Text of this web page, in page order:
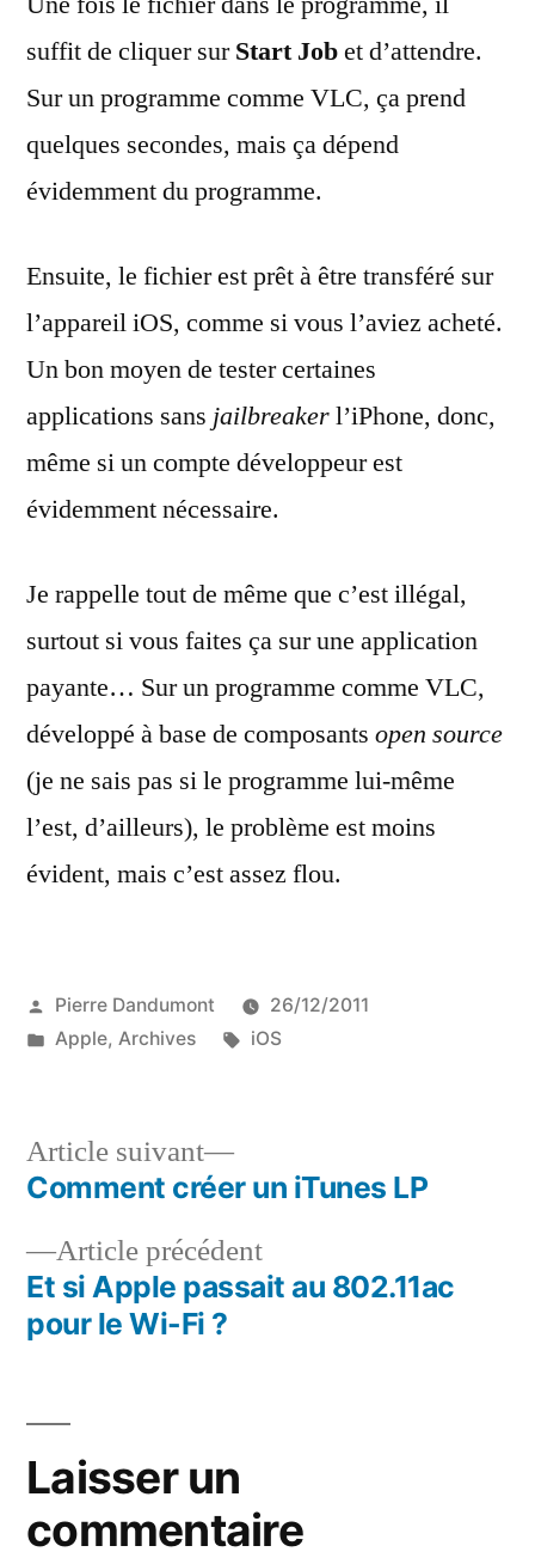
suffit de cliquer surStart Jobet d’attendre.
Sur un programme comme VLC, ça prend
quelques secondes, mais ça dépend
évidemment du programme.
Ensuite, le fichier est prêt à être transféré sur
l’appareil iOS, comme si vous l’aviez acheté.
Un bon moyen de tester certaines
applications sans jailbreakerl’iPhone, donc,
même si un compte développeur est
évidemment nécessaire.
Je rappelle tout de même que c’est illégal,
surtout si vous faites ça sur une application
payante… Sur un programme comme VLC,
développé à base de composants open source
(je ne sais pas si le programme lui-même
l’est, d’ailleurs), le problème est moins
évident, mais c’est assez flou.
Publié
par
Pierre Dandumont
26/12/2011
Publié
Apple, Archives Étiquettes :
iOS
Navigation
de
l’article
Article précédentArticle
précédent :
Et si Apple passait au 802.11ac
pour le Wi-Fi ?
Article suivant
Article
suivant :
Comment créer un iTunes LP
Laisser un
commentaire